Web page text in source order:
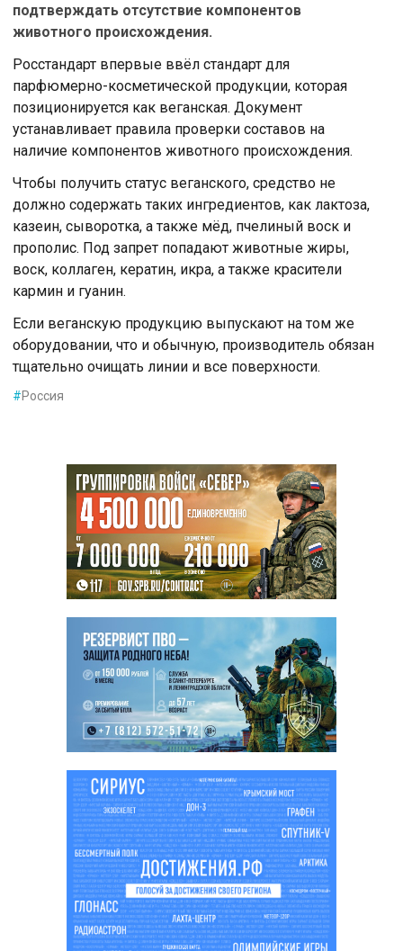
подтверждать отсутствие компонентов
животного происхождения.
Росстандарт впервые ввёл стандарт для
парфюмерно-косметической продукции, которая
позиционируется как веганская. Документ
устанавливает правила проверки составов на
наличие компонентов животного происхождения.
Чтобы получить статус веганского, средство не
должно содержать таких ингредиентов, как лактоза,
казеин, сыворотка, а также мёд, пчелиный воск и
прополис. Под запрет попадают животные жиры,
воск, коллаген, кератин, икра, а также красители
кармин и гуанин.
Если веганскую продукцию выпускают на том же
оборудовании, что и обычную, производитель обязан
тщательно очищать линии и все поверхности.
#Россия